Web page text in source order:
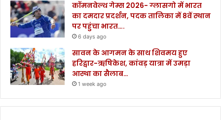
कॉमनवेल्थ गेम्स 2026- ग्लासगो में भारत
का दमदार प्रदर्शन, पदक तालिका में 8वें स्थान
पर पहुंचा भारत….
6 days ago
सावन के आगमन के साथ शिवमय हुए
हरिद्वार-ऋषिकेश, कांवड़ यात्रा में उमड़ा
आस्था का सैलाब…
1 week ago